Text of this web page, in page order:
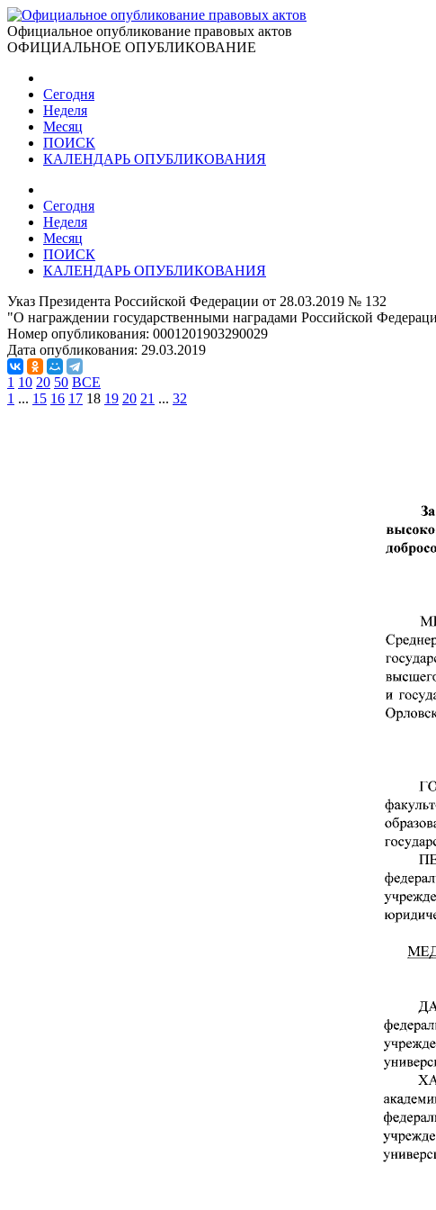
Официальное опубликование правовых актов
ОФИЦИАЛЬНОЕ ОПУБЛИКОВАНИЕ
Сегодня
Неделя
Месяц
ПОИСК
КАЛЕНДАРЬ ОПУБЛИКОВАНИЯ
Сегодня
Неделя
Месяц
ПОИСК
КАЛЕНДАРЬ ОПУБЛИКОВАНИЯ
Указ Президента Российской Федерации от 28.03.2019 № 132
"О награждении государственными наградами Российской
Номер опубликования: 0001201903290029
Дата опубликования: 29.03.2019
1 10 20 50 ВСЕ
1 ... 15 16 17 18 19 20 21 ... 32